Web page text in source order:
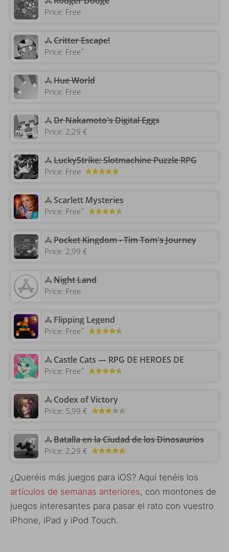
Price: Free
‎Critter Escape!
Price: Free+
‎Hue World
Price: Free
Dr Nakamoto's Digital Eggs
Price: 2,29 €
LuckyStrike: Slotmachine Puzzle RPG
Price: Free
‎Scarlett Mysteries
Price: Free+
‎Pocket Kingdom - Tim Tom's Journey
Price: 2,99 €
‎Night Land
Price: Free
‎Flipping Legend
Price: Free+
‎Castle Cats — RPG DE HEROES DE
Price: Free+
‎Codex of Victory
Price: 5,99 €
‎Batalla en la Ciudad de los Dinosaurios
Price: 2,29 €
¿Queréis más juegos para iOS? Aquí tenéis los
artículos de semanas anteriores, con montones de
juegos interesantes para pasar el rato con vuestro
iPhone, iPad y iPod Touch.